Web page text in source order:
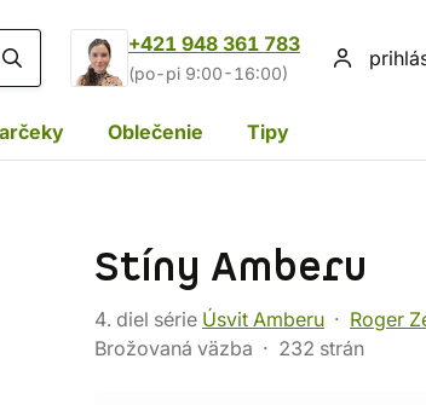
+421 948 361 783
(po-pi 9:00-16:00)
Oblečenie Tipy
Stíny Amberu
4. diel série Úsvit Amberu Roger
Brožovaná väzba
232 strán